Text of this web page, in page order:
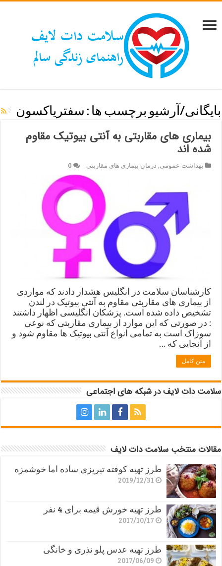
بایگانی/آرشیو برچسب ها : سفتریاکسون
بیماری های مقاربتی به آنتی بیوتیک مقاوم
شده اند
بهداشت عمومی, درمان بیماری های مقاربتی 0
کارشناسان سلامت در انگلیس هشدار دادند که مواردی
از بیماری های مقاربتی مقاوم به آنتی بیوتیک در لندن
تشخیص داده شده‌ است. پزشکان انگلیسی اظهار داشتند
: در صورتی که این موارد از بیماری مقاربتی که نوعی
سوزاک است به تمامی انواع آنتی بیوتیک ها مقاوم شود و
از آنجایی که …
متن کامل
سلامت دات لایف در شبکه های اجتماعی
مقالات منتخب سلامت دات لایف
طرز تهیه کوفته تبریزی ساده اما خوشمزه
2019/12/31
طرز تهیه خورش قیمه برای 4 نفر
2017/10/17
طرز تهیه عدس پلو نذری و خانگی
2017/06/09